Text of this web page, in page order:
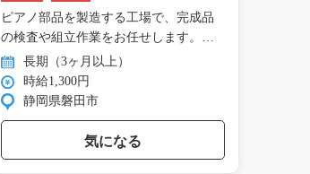
ピアノ部品を製造する工場で、完成品
の検査や組立作業をお任せします。
目… 長期（3ヶ月以上）
時給1,300円
静岡県磐田市
気になる